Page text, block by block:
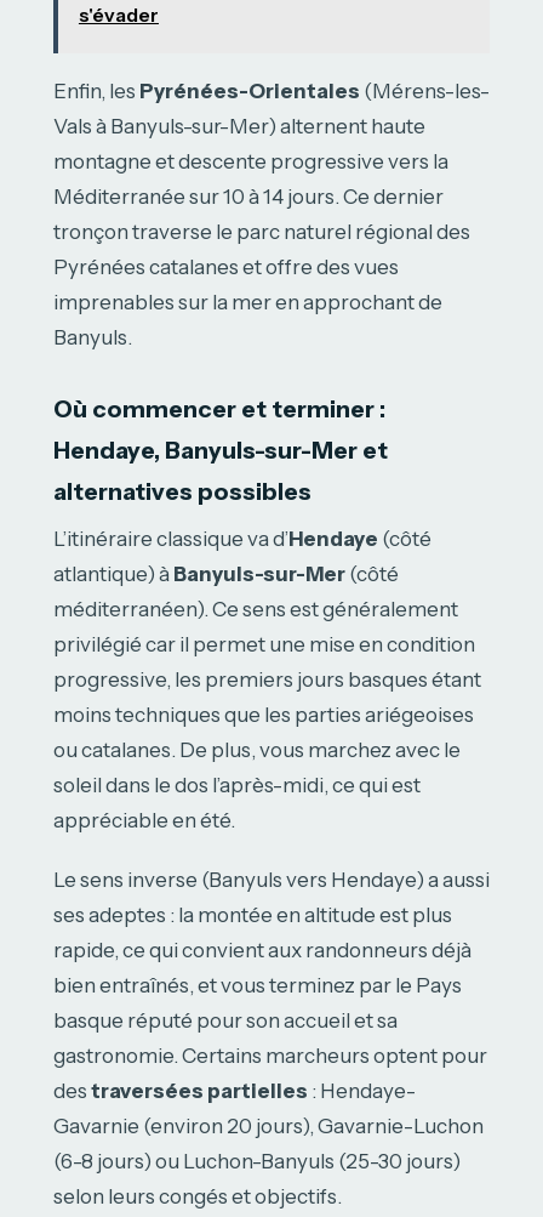
s'évader
Enfin, les Pyrénées-Orientales (Mérens-les-
Vals à Banyuls-sur-Mer) alternent haute
montagne et descente progressive vers la
Méditerranée sur 10 à 14 jours. Ce dernier
tronçon traverse le parc naturel régional des
Pyrénées catalanes et offre des vues
imprenables sur la mer en approchant de
Banyuls.
Où commencer et terminer :
Hendaye, Banyuls-sur-Mer et
alternatives possibles
L’itinéraire classique va d’Hendaye (côté
atlantique) à Banyuls-sur-Mer (côté
méditerranéen). Ce sens est généralement
privilégié car il permet une mise en condition
progressive, les premiers jours basques étant
moins techniques que les parties ariégeoises
ou catalanes. De plus, vous marchez avec le
soleil dans le dos l’après-midi, ce qui est
appréciable en été.
Le sens inverse (Banyuls vers Hendaye) a aussi
ses adeptes : la montée en altitude est plus
rapide, ce qui convient aux randonneurs déjà
bien entraînés, et vous terminez par le Pays
basque réputé pour son accueil et sa
gastronomie. Certains marcheurs optent pour
des traversées partielles : Hendaye-
Gavarnie (environ 20 jours), Gavarnie-Luchon
(6-8 jours) ou Luchon-Banyuls (25-30 jours)
selon leurs congés et objectifs.